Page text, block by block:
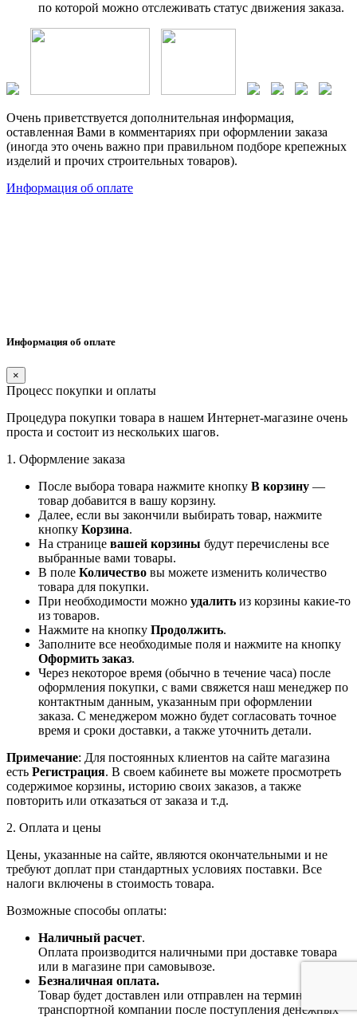
по которой можно отслеживать статус движения заказа.
Очень приветствуется дополнительная информация,
оставленная Вами в комментариях при оформлении заказа
(иногда это очень важно при правильном подборе крепежных
изделий и прочих строительных товаров).
Информация об оплате
Информация об оплате
×
Процесс покупки и оплаты
Процедура покупки товара в нашем Интернет-магазине очень
проста и состоит из нескольких шагов.
1. Оформление заказа
После выбора товара нажмите кнопку В корзину —
товар добавится в вашу корзину.
Далее, если вы закончили выбирать товар, нажмите
кнопку Корзина.
На странице вашей корзины будут перечислены все
выбранные вами товары.
В поле Количество вы можете изменить количество
товара для покупки.
При необходимости можно удалить из корзины какие-то
из товаров.
Нажмите на кнопку Продолжить.
Заполните все необходимые поля и нажмите на кнопку
Оформить заказ.
Через некоторое время (обычно в течение часа) после
оформления покупки, с вами свяжется наш менеджер по
контактным данным, указанным при оформлении
заказа. С менеджером можно будет согласовать точное
время и сроки доставки, а также уточнить детали.
Примечание: Для постоянных клиентов на сайте магазина
есть Регистрация. В своем кабинете вы можете просмотреть
содержимое корзины, историю своих заказов, а также
повторить или отказаться от заказа и т.д.
2. Оплата и цены
Цены, указанные на сайте, являются окончательными и не
требуют доплат при стандартных условиях поставки. Все
налоги включены в стоимость товара.
Возможные способы оплаты:
Наличный расчет.
Оплата производится наличными при доставке товара
или в магазине при самовывозе.
Безналичная оплата.
Товар будет доставлен или отправлен на терминал
транспортной компании после поступления денежных